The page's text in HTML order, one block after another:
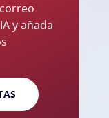
y añada